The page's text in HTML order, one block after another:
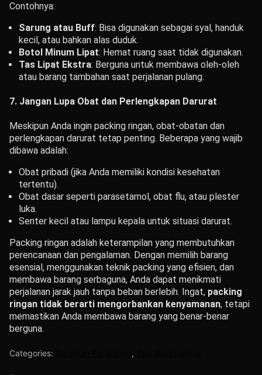
Contohnya:
Sarung atau Buff: Bisa digunakan sebagai syal, handuk
kecil, atau bahkan alas duduk.
Botol Minum Lipat: Hemat ruang saat tidak digunakan.
Tas Lipat Ekstra: Berguna untuk membawa oleh-oleh
atau barang tambahan saat perjalanan pulang.
7. Jangan Lupa Obat dan Perlengkapan Darurat
Meskipun Anda ingin packing ringan, obat-obatan dan
perlengkapan darurat tetap penting. Beberapa yang wajib
dibawa adalah:
Obat pribadi (jika Anda memiliki kondisi kesehatan
tertentu).
Obat dasar seperti parasetamol, obat flu, atau plester
luka.
Senter kecil atau lampu kepala untuk situasi darurat.
Packing ringan adalah keterampilan yang membutuhkan
perencanaan dan pengalaman. Dengan memilih barang
esensial, menggunakan teknik packing yang efisien, dan
membawa barang serbaguna, Anda dapat menikmati
perjalanan jarak jauh tanpa beban berlebih. Ingat, packing
ringan tidak berarti mengorbankan kenyamanan, tetapi
memastikan Anda membawa barang yang benar-benar
berguna.
Categories: ,